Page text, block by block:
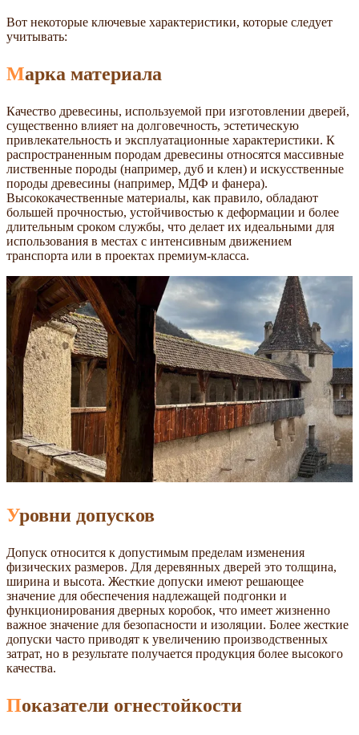
Вот некоторые ключевые характеристики, которые следует
учитывать:
Марка материала
Качество древесины, используемой при изготовлении дверей,
существенно влияет на долговечность, эстетическую
привлекательность и эксплуатационные характеристики. К
распространенным породам древесины относятся массивные
лиственные породы (например, дуб и клен) и искусственные
породы древесины (например, МДФ и фанера).
Высококачественные материалы, как правило, обладают
большей прочностью, устойчивостью к деформации и более
длительным сроком службы, что делает их идеальными для
использования в местах с интенсивным движением
транспорта или в проектах премиум-класса.
Уровни допусков
Допуск относится к допустимым пределам изменения
физических размеров. Для деревянных дверей это толщина,
ширина и высота. Жесткие допуски имеют решающее
значение для обеспечения надлежащей подгонки и
функционирования дверных коробок, что имеет жизненно
важное значение для безопасности и изоляции. Более жесткие
допуски часто приводят к увеличению производственных
затрат, но в результате получается продукция более высокого
качества.
Показатели огнестойкости